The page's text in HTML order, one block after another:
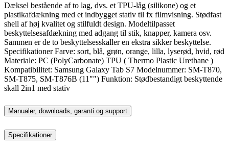
Dæksel bestående af to lag, dvs. et TPU-låg (silikone) og et
plastikafdækning med et indbygget stativ til fx filmvisning. Stødfast
shell af høj kvalitet og stilfuldt design. Modeltilpasset
beskyttelsesafdækning med adgang til stik, knapper, kamera osv.
Sammen er de to beskyttelsesskaller en ekstra sikker beskyttelse.
Specifikationer Farve: sort, blå, grøn, orange, lilla, lyserød, hvid, rød
Materiale: PC (PolyCarbonate) TPU ( Thermo Plastic Urethane )
Kompatibilitet: Samsung Galaxy Tab S7 Modelnummer: SM-T870,
SM-T875, SM-T876B (11"") Funktion: Stødbestandigt beskyttende
skall 2in1 med stativ
Manualer, downloads, garanti og support
Specifikationer